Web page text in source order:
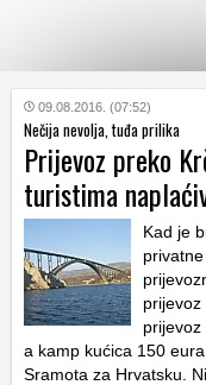
KATEGORIJE
HRVATSKI
WEB
09.08.2016. (07:52)
Nečija nevolja, tuđa prilika
Prijevoz preko
turistima
Kad je
prijevoz
a kamp kućica 150
Sramota za Hrvatsku.